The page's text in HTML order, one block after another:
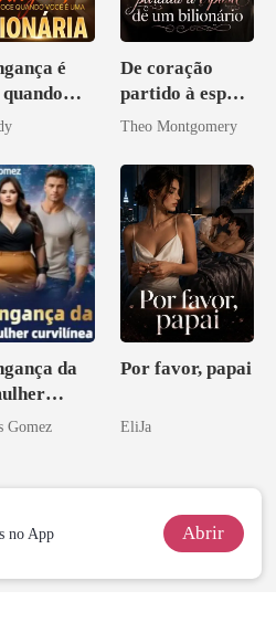
é
uma
De coração
partido à esposa
de um bilionário
Theo Montgomery
da
Gomez
Por favor, papai
EliJa
no App Abrir